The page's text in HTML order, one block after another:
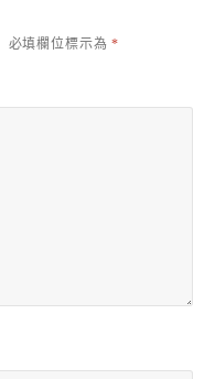
必填欄位標示為*